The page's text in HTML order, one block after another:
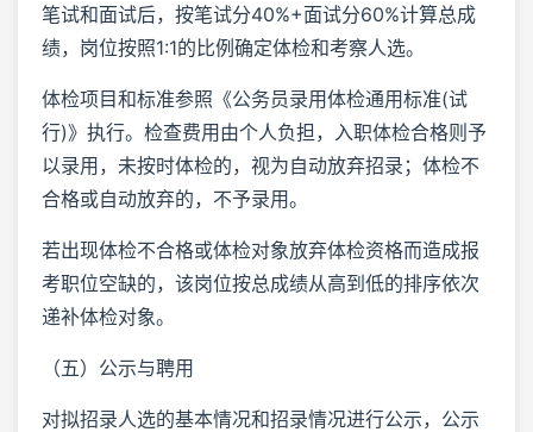
笔试和面试后，按笔试分40%+面试分60%计算总成
绩，岗位按照1:1的比例确定体检和考察人选。
体检项目和标准参照《公务员录用体检通用标准(试
行)》执行。检查费用由个人负担，入职体检合格则予
以录用，未按时体检的，视为自动放弃招录；体检不
合格或自动放弃的，不予录用。
若出现体检不合格或体检对象放弃体检资格而造成报
考职位空缺的，该岗位按总成绩从高到低的排序依次
递补体检对象。
（五）公示与聘用
对拟招录人选的基本情况和招录情况进行公示，公示